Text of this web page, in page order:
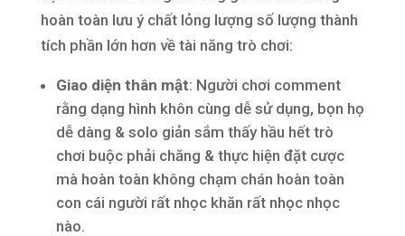
hoàn toàn lưu ý chất lỏng lượng số lượng thành
tích phần lớn hơn về tài năng trò chơi:
Giao diện thân mật: Người chơi comment
rằng dạng hình khôn cùng dễ sử dụng, bọn họ
dễ dàng & solo giản sắm thấy hầu hết trò
chơi buộc phải chăng & thực hiện đặt cược
mà hoàn toàn không chạm chán hoàn toàn
con cái người rất nhọc khăn rất nhọc nhọc
nào.